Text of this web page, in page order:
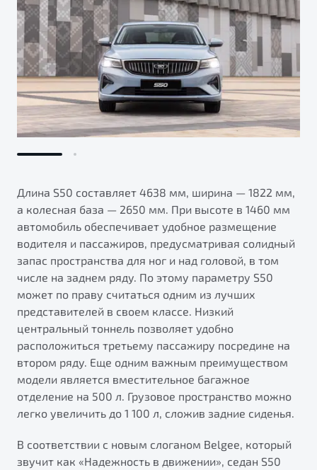
Длина S50 составляет 4638 мм, ширина — 1822 мм,
а колесная база — 2650 мм. При высоте в 1460 мм
автомобиль обеспечивает удобное размещение
водителя и пассажиров, предусматривая солидный
запас пространства для ног и над головой, в том
числе на заднем ряду. По этому параметру S50
может по праву считаться одним из лучших
представителей в своем классе. Низкий
центральный тоннель позволяет удобно
расположиться третьему пассажиру посредине на
втором ряду. Еще одним важным преимуществом
модели является вместительное багажное
отделение на 500 л. Грузовое пространство можно
легко увеличить до 1 100 л, сложив задние сиденья.
В соответствии с новым слоганом Belgee, который
звучит как «Надежность в движении», седан S50